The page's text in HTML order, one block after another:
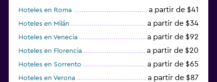
Hoteles en Roma a partir de $41
Hoteles en Milán a partir de $34
Hoteles en Venecia a partir de $92
Hoteles en Florencia a partir de $20
Hoteles en Sorrento a partir de $65
Hoteles en Verona a partir de $87